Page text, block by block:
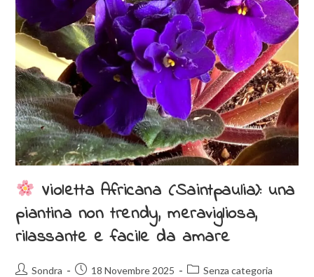
Violetta Africana (Saintpaulia): una
piantina non trendy, meravigliosa,
rilassante e facile da amare
Sondra 18 Novembre 2025 Senza categoria